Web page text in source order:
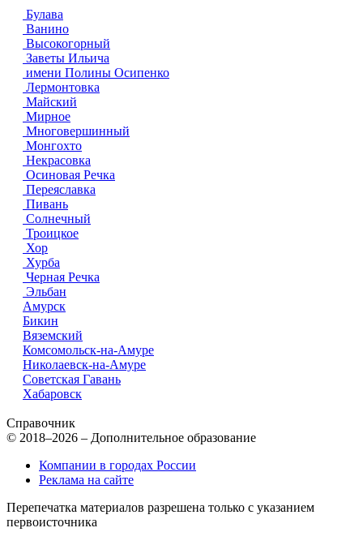
Булава
Ванино
Высокогорный
Заветы Ильича
имени Полины Осипенко
Лермонтовка
Майский
Мирное
Многовершинный
Монгохто
Некрасовка
Осиновая Речка
Переяславка
Пивань
Солнечный
Троицкое
Хор
Хурба
Черная Речка
Эльбан
Амурск
Бикин
Вяземский
Комсомольск-на-Амуре
Николаевск-на-Амуре
Советская Гавань
Хабаровск
Справочник
© 2018–2026 – Дополнительное образование
Компании в городах России
Реклама на сайте
Перепечатка материалов разрешена только с указанием
первоисточника